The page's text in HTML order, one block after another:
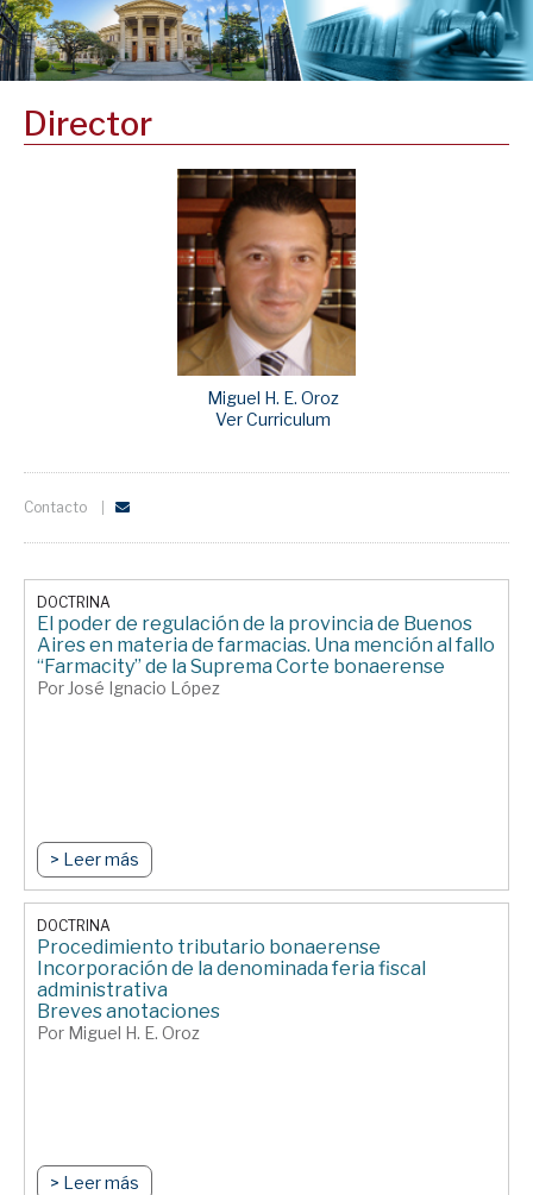
Director
Miguel H. E. Oroz
Ver Curriculum
Contacto
DOCTRINA
El poder de regulación de la provincia de Buenos
Aires en materia de farmacias. Una mención al fallo
“Farmacity” de la Suprema Corte bonaerense
Por José Ignacio López
> Leer más
DOCTRINA
Procedimiento tributario bonaerense
Incorporación de la denominada feria fiscal
administrativa
Breves anotaciones
Por Miguel H. E. Oroz
> Leer más